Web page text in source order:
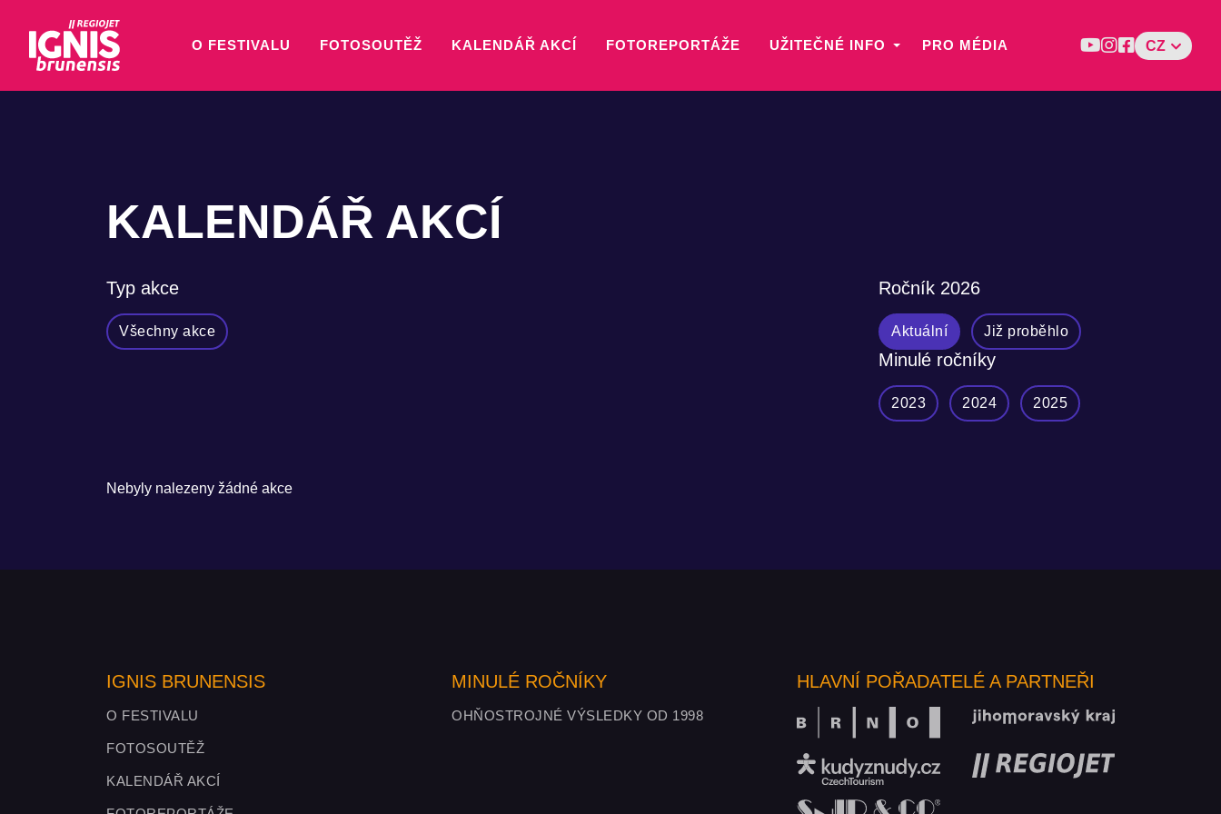
O FESTIVALU FOTOSOUTĚŽ KALENDÁŘ AKCÍ FOTOREPORTÁŽE UŽITEČNÉ INFO PRO MÉDIA CZ
KALENDÁŘ AKCÍ
Typ akce
Všechny akce
Ročník 2026
Aktuální Již proběhlo
Minulé ročníky
2023 2024 2025
Nebyly nalezeny žádné akce
IGNIS BRUNENSIS
O FESTIVALU
FOTOSOUTĚŽ
KALENDÁŘ AKCÍ
MINULÉ ROČNÍKY
OHŇOSTROJNÉ VÝSLEDKY OD 1998
HLAVNÍ POŘADATELÉ A PARTNEŘI